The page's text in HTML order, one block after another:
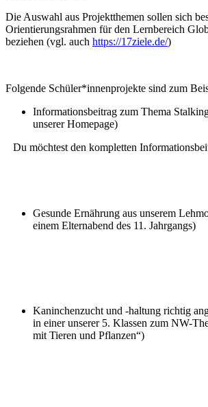
Die Auswahl aus Projektthemen sollen sich
Orientierungsrahmen für den Lernbereich
beziehen (vgl. auch https://17ziele.de/)
Folgende Schüler*innenprojekte sind zum
Informationsbeitrag zum Thema
unserer Homepage)
Du möchtest den kompletten
Gesunde Ernährung aus unserem
einem Elternabend des 11. Jahrgangs)
Kaninchenzucht und -haltung richtig
in einer unserer 5. Klassen zum NW-
mit Tieren und Pflanzen“)